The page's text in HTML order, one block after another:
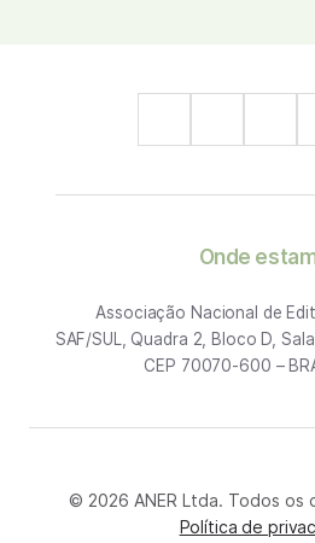
Onde
Associação Nacional de
SAF/SUL, Quadra 2, Bloco D,
CEP 70070-600 –
© 2026 ANER Ltda. Todos os
Política de